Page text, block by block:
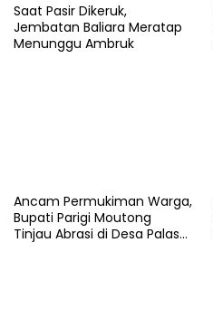
Saat Pasir Dikeruk,
Jembatan Baliara Meratap
Menunggu Ambruk
Ancam Permukiman Warga,
Bupati Parigi Moutong
Tinjau Abrasi di Desa Palasa